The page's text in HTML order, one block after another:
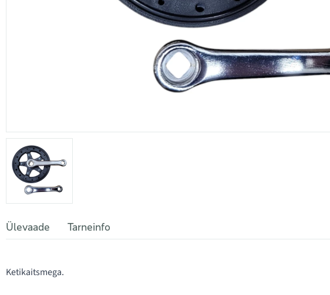
Ülevaade Tarneinfo
Ketikaitsmega.